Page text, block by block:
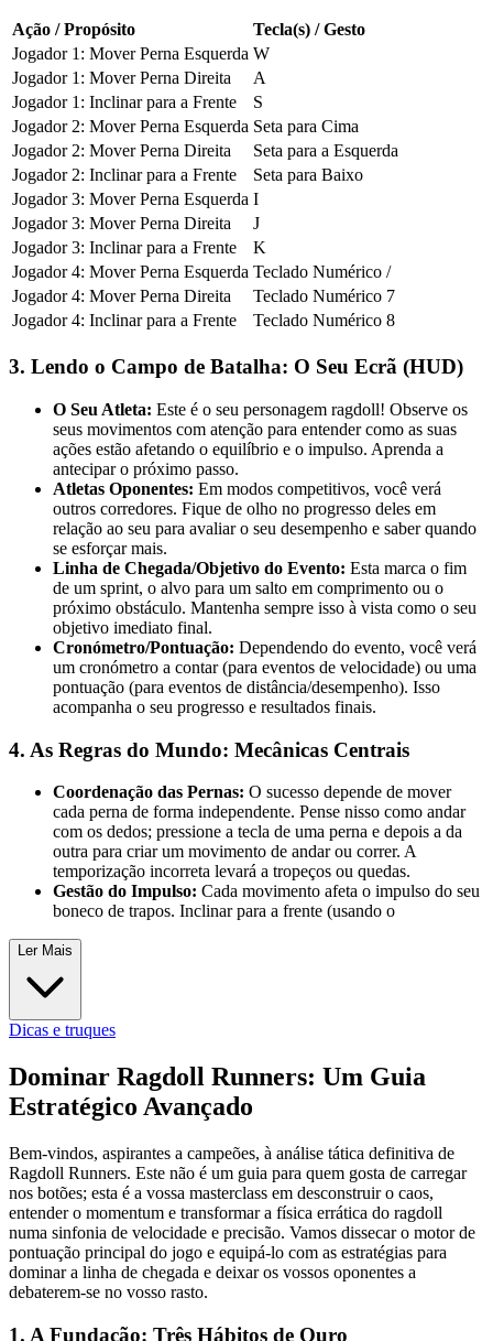
Ação / Propósito
Tecla(s) / Gesto
Jogador 1: Mover Perna Esquerda W
Jogador 1: Mover Perna Direita
A
Jogador 1: Inclinar para a Frente
S
Jogador 2: Mover Perna Esquerda Seta para Cima
Jogador 2: Mover Perna Direita
Seta para a Esquerda
Jogador 2: Inclinar para a Frente
Seta para Baixo
Jogador 3: Mover Perna Esquerda I
Jogador 3: Mover Perna Direita
J
Jogador 3: Inclinar para a Frente
K
Jogador 4: Mover Perna Esquerda Teclado Numérico /
Jogador 4: Mover Perna Direita
Teclado Numérico 7
Jogador 4: Inclinar para a Frente
Teclado Numérico 8
3. Lendo o Campo de Batalha: O Seu Ecrã (HUD)
O Seu Atleta: Este é o seu personagem ragdoll! Observe os
seus movimentos com atenção para entender como as suas
ações estão afetando o equilíbrio e o impulso. Aprenda a
antecipar o próximo passo.
Atletas Oponentes: Em modos competitivos, você verá
outros corredores. Fique de olho no progresso deles em
relação ao seu para avaliar o seu desempenho e saber quando
se esforçar mais.
Linha de Chegada/Objetivo do Evento: Esta marca o fim
de um sprint, o alvo para um salto em comprimento ou o
próximo obstáculo. Mantenha sempre isso à vista como o seu
objetivo imediato final.
Cronómetro/Pontuação: Dependendo do evento, você verá
um cronómetro a contar (para eventos de velocidade) ou uma
pontuação (para eventos de distância/desempenho). Isso
acompanha o seu progresso e resultados finais.
4. As Regras do Mundo: Mecânicas Centrais
Coordenação das Pernas: O sucesso depende de mover
cada perna de forma independente. Pense nisso como andar
com os dedos; pressione a tecla de uma perna e depois a da
outra para criar um movimento de andar ou correr. A
temporização incorreta levará a tropeços ou quedas.
Gestão do Impulso: Cada movimento afeta o impulso do seu
boneco de trapos. Inclinar para a frente (usando o
Ler Mais
Dicas e truques
Dominar Ragdoll Runners: Um Guia
Estratégico Avançado
Bem-vindos, aspirantes a campeões, à análise tática definitiva de
Ragdoll Runners. Este não é um guia para quem gosta de carregar
nos botões; esta é a vossa masterclass em desconstruir o caos,
entender o momentum e transformar a física errática do ragdoll
numa sinfonia de velocidade e precisão. Vamos dissecar o motor de
pontuação principal do jogo e equipá-lo com as estratégias para
dominar a linha de chegada e deixar os vossos oponentes a
debaterem-se no vosso rasto.
1. A Fundação: Três Hábitos de Ouro